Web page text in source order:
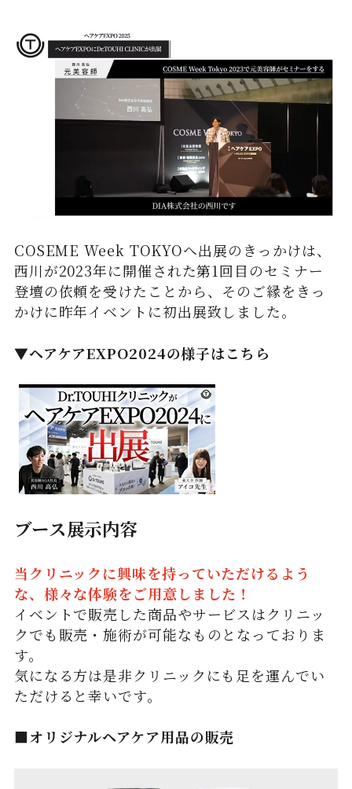
COSEME Week TOKYOへ出展のきっかけは、
西川が2023年に開催された第1回目のセミナー
登壇の依頼を受けたことから、そのご縁をきっ
かけに昨年イベントに初出展致しました。
▼ヘアケアEXPO2024の様子はこちら
ブース展示内容
当クリニックに興味を持っていただけるよう
な、様々な体験をご用意しました！
イベントで販売した商品やサービスはクリニッ
クでも販売・施術が可能なものとなっておりま
す。
気になる方は是非クリニックにも足を運んでい
ただけると幸いです。
■オリジナルヘアケア用品の販売